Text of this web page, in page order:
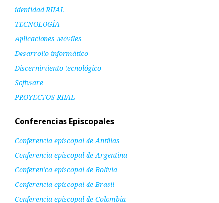
identidad RIIAL
TECNOLOGÍA
Aplicaciones Móviles
Desarrollo informático
Discernimiento tecnológico
Software
PROYECTOS RIIAL
Conferencias Episcopales
Conferencia episcopal de Antillas
Conferencia episcopal de Argentina
Conferenica episcopal de Bolivia
Conferencia episcopal de Brasil
Conferencia episcopal de Colombia